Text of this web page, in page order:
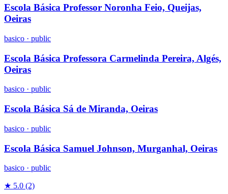
Escola Básica Professor Noronha Feio, Queijas,
Oeiras
basico · public
Escola Básica Professora Carmelinda Pereira, Algés,
Oeiras
basico · public
Escola Básica Sá de Miranda, Oeiras
basico · public
Escola Básica Samuel Johnson, Murganhal, Oeiras
basico · public
★ 5.0 (2)